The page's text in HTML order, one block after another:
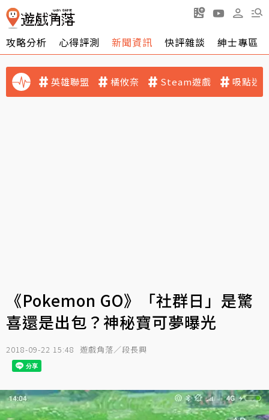
攻略分析 心得評測 新聞資訊 快評雜談 紳士專區
英雄聯盟 橘攸奈 Steam遊戲 吸點迷
《Pokemon GO》「社群日」是驚
喜還是出包？神秘寶可夢曝光
2018-09-22 15:48 遊戲角落／段長興